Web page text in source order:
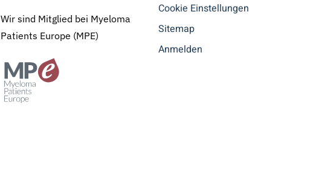
Wir sind Mitglied bei Myeloma
Patients Europe (MPE)
Cookie Einstellungen
Sitemap
Anmelden